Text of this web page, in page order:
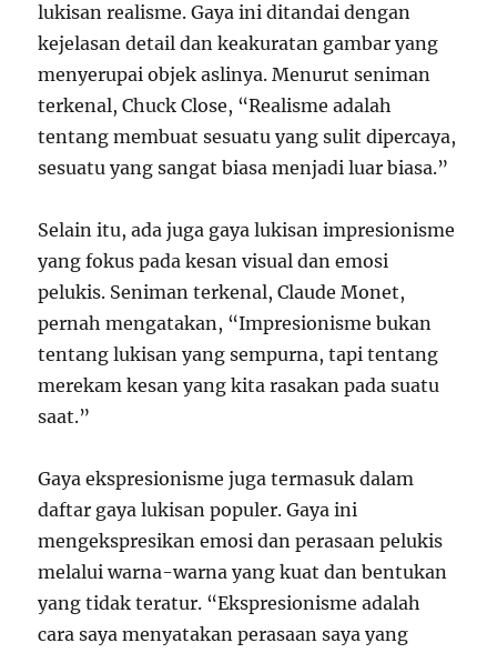
lukisan realisme. Gaya ini ditandai dengan
kejelasan detail dan keakuratan gambar yang
menyerupai objek aslinya. Menurut seniman
terkenal, Chuck Close, “Realisme adalah
tentang membuat sesuatu yang sulit dipercaya,
sesuatu yang sangat biasa menjadi luar biasa.”
Selain itu, ada juga gaya lukisan impresionisme
yang fokus pada kesan visual dan emosi
pelukis. Seniman terkenal, Claude Monet,
pernah mengatakan, “Impresionisme bukan
tentang lukisan yang sempurna, tapi tentang
merekam kesan yang kita rasakan pada suatu
saat.”
Gaya ekspresionisme juga termasuk dalam
daftar gaya lukisan populer. Gaya ini
mengekspresikan emosi dan perasaan pelukis
melalui warna-warna yang kuat dan bentukan
yang tidak teratur. “Ekspresionisme adalah
cara saya menyatakan perasaan saya yang